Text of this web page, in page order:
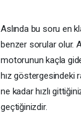
Aslında bu soru en
benzer sorular olur.
motorunun kaçla
hız göstergesindeki
ne kadar hızlı
geçtiğinizdir.